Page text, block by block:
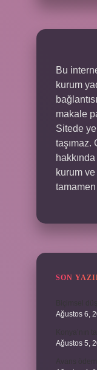
Bu
kurum
makale
Sitede
taşımaz.
kurum
SON
Ağustos 6,
Ağustos 5,